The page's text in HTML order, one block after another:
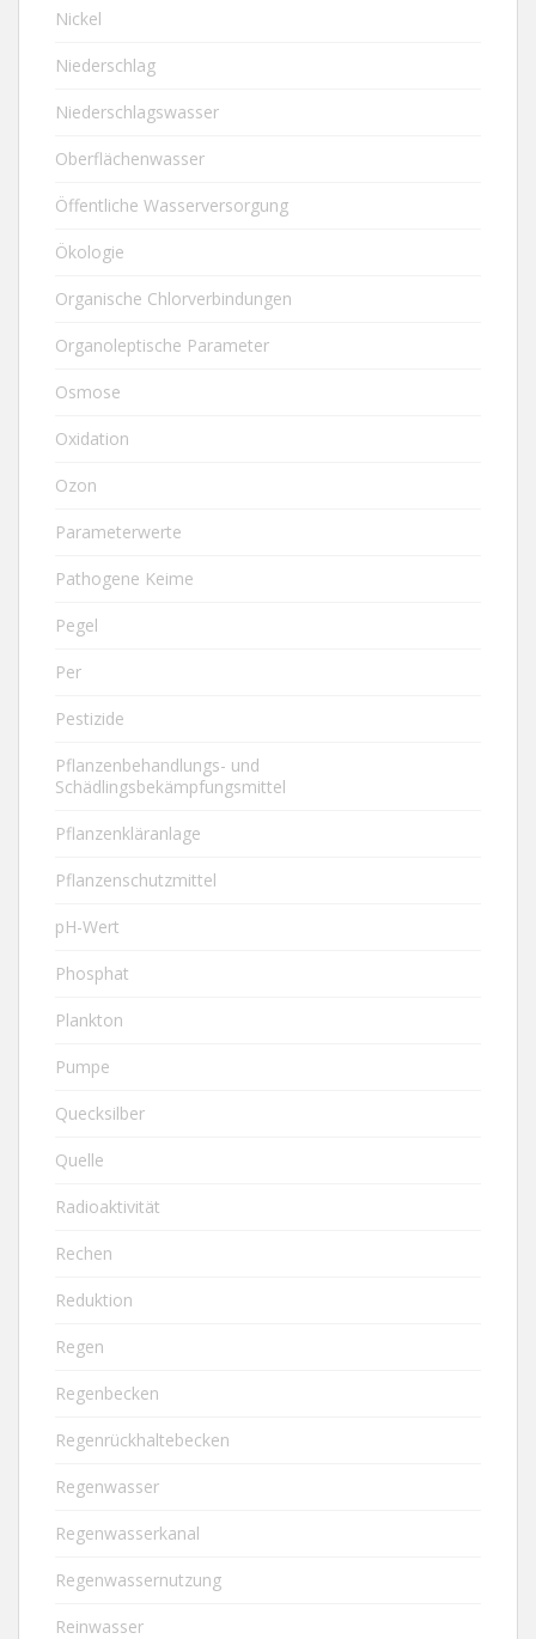
Nickel
Niederschlag
Niederschlagswasser
Oberflächenwasser
Öffentliche Wasserversorgung
Ökologie
Organische Chlorverbindungen
Organoleptische Parameter
Osmose
Oxidation
Ozon
Parameterwerte
Pathogene Keime
Pegel
Per
Pestizide
Pflanzenbehandlungs- und
Schädlingsbekämpfungsmittel
Pflanzenkläranlage
Pflanzenschutzmittel
pH-Wert
Phosphat
Plankton
Pumpe
Quecksilber
Quelle
Radioaktivität
Rechen
Reduktion
Regen
Regenbecken
Regenrückhaltebecken
Regenwasser
Regenwasserkanal
Regenwassernutzung
Reinwasser